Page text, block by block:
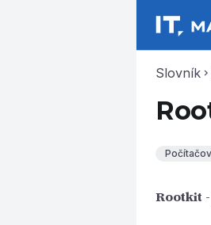
Slovník chevron_right
Rootkit